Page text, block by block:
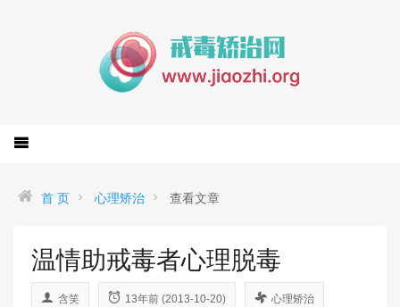
首 页 心理矫治 查看文章
温情助戒毒者心理脱毒
含笑 13年前 (2013-10-20) 心理矫治